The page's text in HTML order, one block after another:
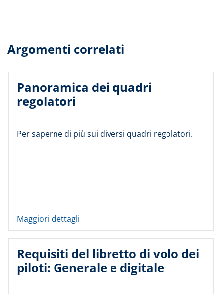
Argomenti correlati
Panoramica dei quadri
regolatori
Per saperne di più sui diversi quadri regolatori.
Maggiori dettagli
Requisiti del libretto di volo dei
piloti: Generale e digitale